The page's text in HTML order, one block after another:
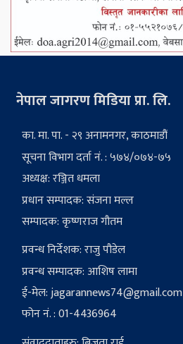
नेपाल जागरण मिडिया प्रा. लि.
का. मा. पा. - २९ अनामनगर, काठमाडौं
सूचना विभाग दर्ता नं. : ५७४/०७४-७५
अध्यक्ष: रञ्जित धमला
प्रधान सम्पादक: संजना मल्ल
सम्पादक: कृष्णराज गौतम
प्रवन्ध निर्देशक: राजु पौडेल
प्रवन्ध सम्पादक: आशिष लामा
ई-मेल:jagarannews74@gmail.com
फोन नं. : 01-4436964